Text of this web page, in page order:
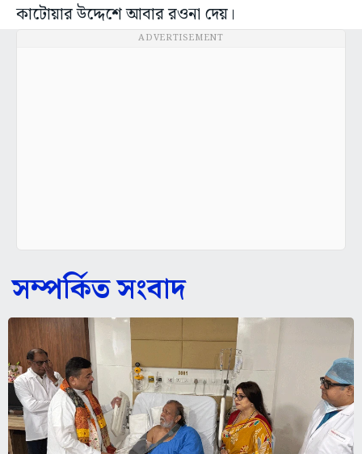
কাটোয়ার উদ্দেশে আবার রওনা দেয়।
ADVERTISEMENT
সম্পর্কিত সংবাদ